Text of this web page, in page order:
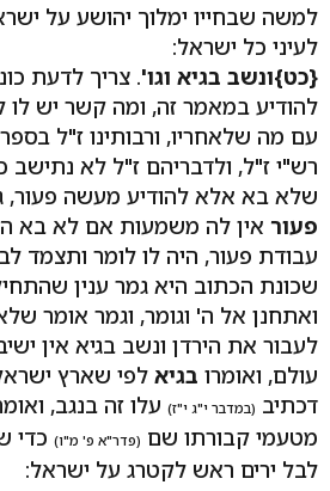
למשה שבחייו ימלוך יהושע על
לעיני כל ישראל:
{כט}ונשב בגיא וגו'. צריך לדעת
להודיע במאמר זה, ומה קשר יש לו
עם מה שלאחריו, ורבותינו ז"ל
רש"י ז"ל, ולדבריהם ז"ל לא נתישב
שלא בא אלא להודיע מעשה פעור,
פעור אין לה משמעות אם לא בא
עבודת פעור, היה לו לומר ותצמד
שכונת הכתוב היא גמר ענין
ואתחנן אל ה' וגומר, וגמר אומר
לעבור את הירדן ונשב בגיא אין
עולם, ואומרו בגיא לפי שארץ
דכתיב (במדבר י"ג י"ז) עלו זה בנגב,
מטעמי קבורתו שם (פדר"א פ' מ"ו) כדי
לבל ירים ראש לקטרג על ישראל: